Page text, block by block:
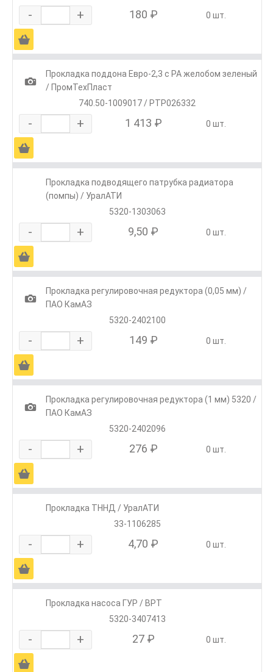
- + 180 ₽ 0 шт.
Ä
1
Прокладка поддона Евро-2,3 с РА желобом зеленый
/ ПромТехПласт
740.50-1009017 / PTP026332
- + 1 413 ₽ 0 шт.
Ä
Прокладка подводящего патрубка радиатора
(помпы) / УралАТИ
5320-1303063
- + 9,50 ₽ 0 шт.
Ä
1
Прокладка регулировочная редуктора (0,05 мм) /
ПАО КамАЗ
5320-2402100
- + 149 ₽ 0 шт.
Ä
1
Прокладка регулировочная редуктора (1 мм) 5320 /
ПАО КамАЗ
5320-2402096
- + 276 ₽ 0 шт.
Ä
Прокладка ТННД / УралАТИ
33-1106285
- + 4,70 ₽ 0 шт.
Ä
Прокладка насоса ГУР / ВРТ
5320-3407413
- + 27 ₽ 0 шт.
Ä